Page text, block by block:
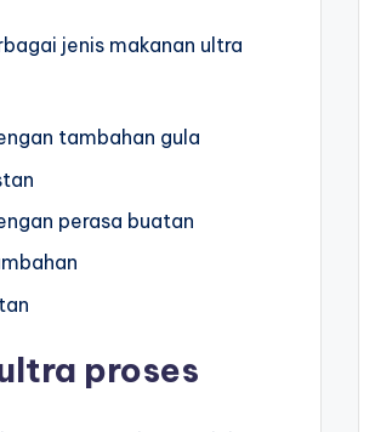
jenis makanan ultra
tambahan gula
perasa buatan
proses